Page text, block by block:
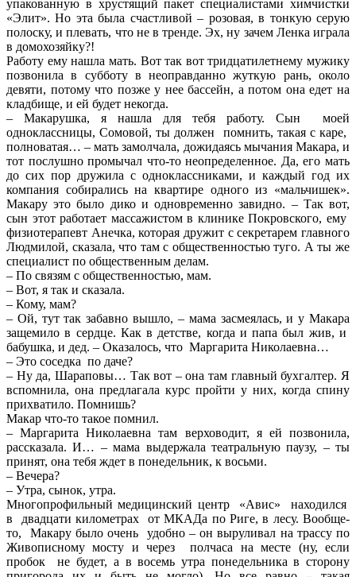
упакованную в хрустящий пакет специалистами химчистки
«Элит». Но эта была счастливой – розовая, в тонкую серую
полоску, и плевать, что не в тренде. Эх, ну зачем Ленка играла
в домохозяйку?!
Работу ему нашла мать. Вот так вот тридцатилетнему мужику
позвонила в субботу в неоправданно жуткую рань, около
девяти, потому что позже у нее бассейн, а потом она едет на
кладбище, и ей будет некогда.
– Макарушка, я нашла для тебя работу. Сын моей
одноклассницы, Сомовой, ты должен помнить, такая с каре,
полноватая… – мать замолчала, дожидаясь мычания Макара, и
тот послушно промычал что-то неопределенное. Да, его мать
до сих пор дружила с одноклассниками, и каждый год их
компания собирались на квартире одного из «мальчишек».
Макару это было дико и одновременно завидно. – Так вот,
сын этот работает массажистом в клинике Покровского, ему
физиотерапевт Анечка, которая дружит с секретарем главного
Людмилой, сказала, что там с общественностью туго. А ты же
специалист по общественным делам.
– По связям с общественностью, мам.
– Вот, я так и сказала.
– Кому, мам?
– Ой, тут так забавно вышло, – мама засмеялась, и у Макара
защемило в сердце. Как в детстве, когда и папа был жив, и
бабушка, и дед. – Оказалось, что Маргарита Николаевна…
– Это соседка по даче?
– Ну да, Шараповы… Так вот – она там главный бухгалтер. Я
вспомнила, она предлагала курс пройти у них, когда спину
прихватило. Помнишь?
Макар что-то такое помнил.
– Маргарита Николаевна там верховодит, я ей позвонила,
рассказала. И… – мама выдержала театральную паузу, – ты
принят, она тебя ждет в понедельник, к восьми.
– Вечера?
– Утра, сынок, утра.
Многопрофильный медицинский центр «Авис» находился
в двадцати километрах от МКАДа по Риге, в лесу. Вообще-
то, Макару было очень удобно – он выруливал на трассу по
Живописному мосту и через полчаса на месте (ну, если
пробок не будет, а в восемь утра понедельника в сторону